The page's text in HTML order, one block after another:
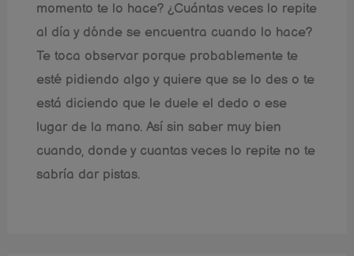
momento te lo hace? ¿Cuántas veces lo repite
al día y dónde se encuentra cuando lo hace?
Te toca observar porque probablemente te
esté pidiendo algo y quiere que se lo des o te
está diciendo que le duele el dedo o ese
lugar de la mano. Así sin saber muy bien
cuando, donde y cuantas veces lo repite no te
sabría dar pistas.